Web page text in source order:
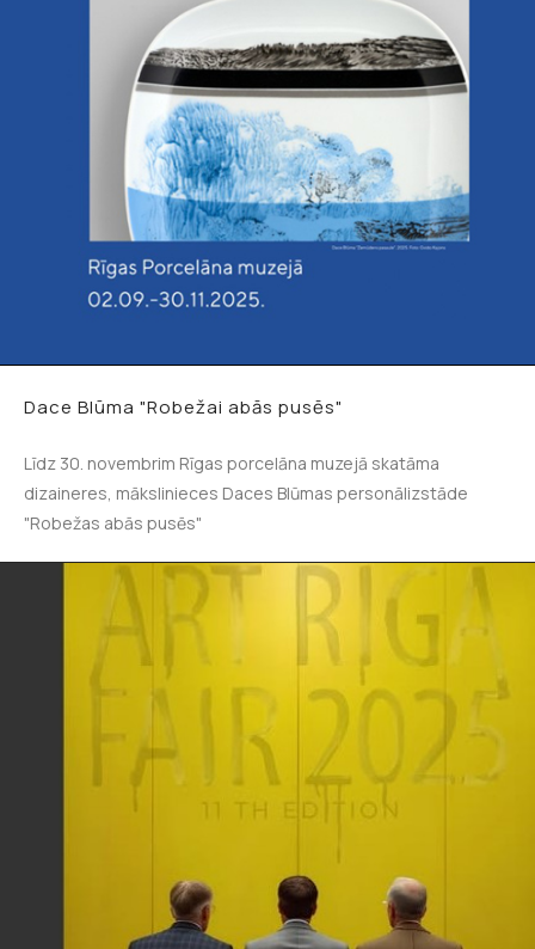
Dace Blūma "Robežai abās pusēs"
Līdz 30. novembrim Rīgas porcelāna muzejā skatāma
dizaineres, mākslinieces Daces Blūmas personālizstāde
"Robežas abās pusēs"